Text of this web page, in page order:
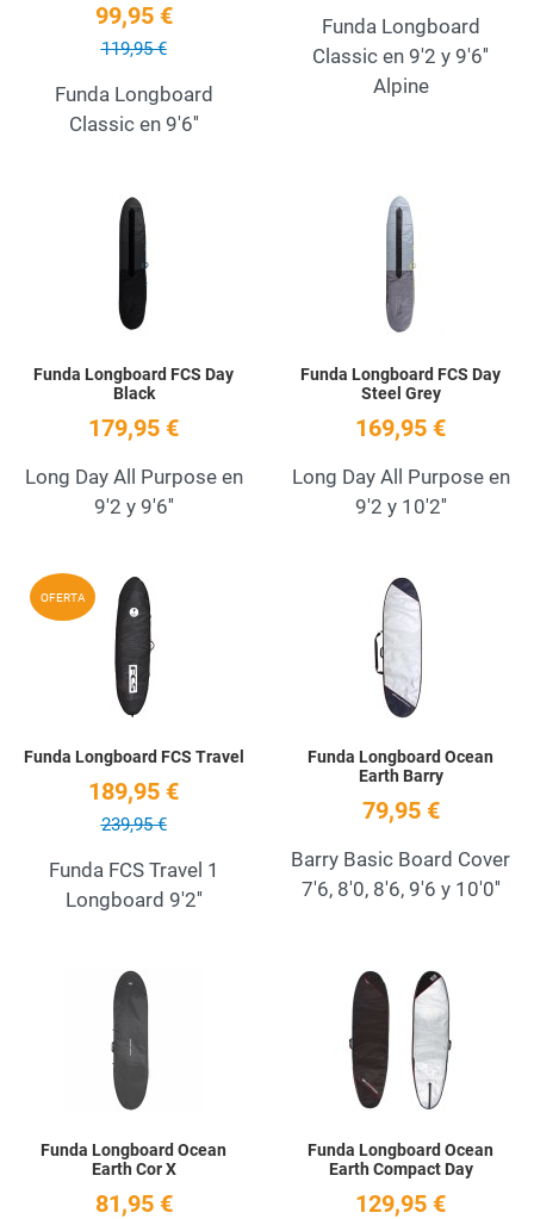
99,95 €
119,95 €
Funda Longboard
Classic en 9'6''
Funda Longboard
Classic en 9'2 y 9'6''
Alpine
Add to Wishlist
Funda Longboard FCS Day
Black
179,95 €
Long Day All Purpose en
9'2 y 9'6''
Funda Longboard FCS Day
Steel Grey
169,95 €
Long Day All Purpose en
9'2 y 10'2''
OFERTA Add to Wishlist
Funda Longboard FCS Travel
189,95 €
239,95 €
Funda FCS Travel 1
Longboard 9'2''
Funda Longboard Ocean
Earth Barry
79,95 €
Barry Basic Board Cover
7'6, 8'0, 8'6, 9'6 y 10'0''
Add to Wishlist
Quick View
Funda Longboard Ocean
Earth Cor X
81,95 €
Funda Longboard Ocean
Earth Compact Day
129,95 €